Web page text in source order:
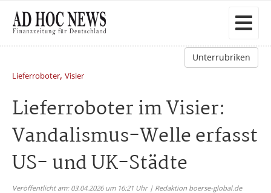
Unterrubriken
Lieferroboter, Visier
Lieferroboter im Visier:
Vandalismus-Welle erfasst
US- und UK-Städte
Veröffentlicht am: 03.04.2026 um 16:21 Uhr | Redaktion boerse-global.de